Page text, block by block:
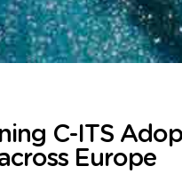
C-ITS
Europe